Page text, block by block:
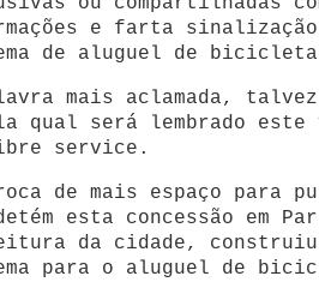
e farta sinalização
de aluguel de
mais aclamada,
qual será lembrado
service.
de mais espaço para
esta concessão em
da cidade, construiu
para o aluguel de